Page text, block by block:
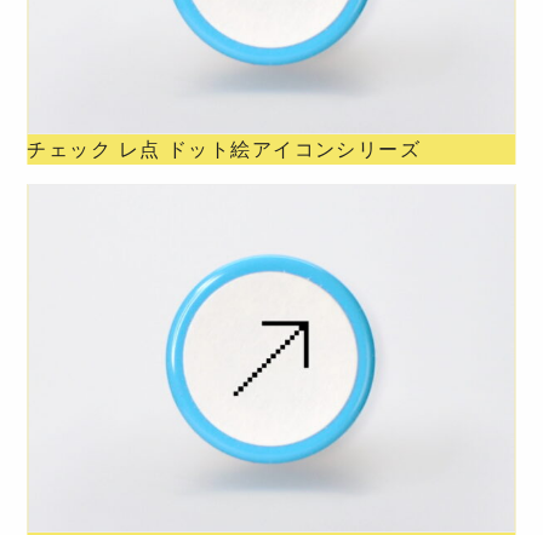
チェック レ点 ドット絵アイコンシリーズ